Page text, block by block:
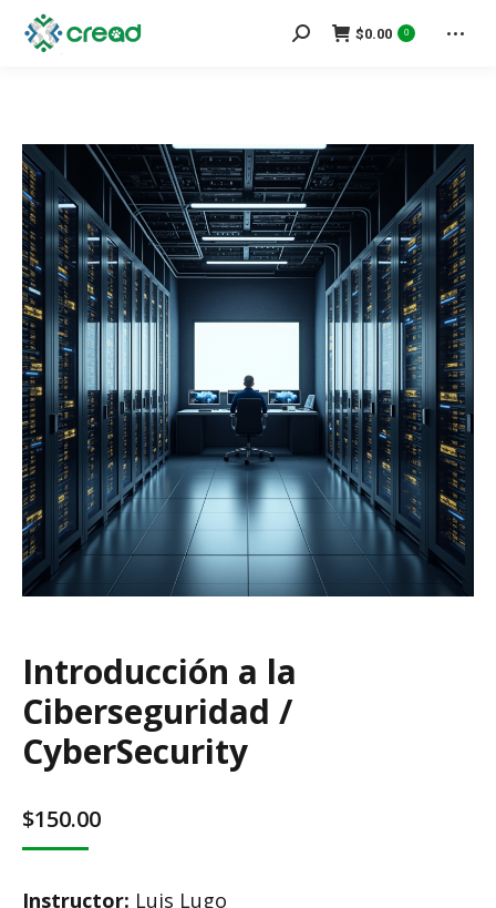
Search:$0.00 0
Introducción a la
Ciberseguridad /
CyberSecurity
$150.00
Instructor: Luis Lugo